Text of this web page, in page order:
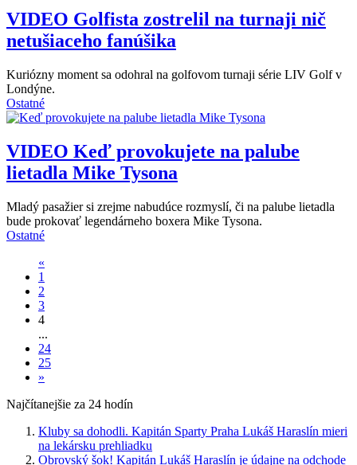
VIDEO Golfista zostrelil na turnaji nič
netušiaceho fanúšika
Kuriózny moment sa odohral na golfovom turnaji série LIV Golf v
Londýne.
Ostatné
VIDEO Keď provokujete na palube
lietadla Mike Tysona
Mladý pasažier si zrejme nabudúce rozmyslí, či na palube lietadla
bude prokovať legendárneho boxera Mike Tysona.
Ostatné
«
1
2
3
4
...
24
25
»
Najčítanejšie za 24 hodín
Kluby sa dohodli. Kapitán Sparty Praha Lukáš Haraslín mieri
na lekársku prehliadku
Obrovský šok! Kapitán Lukáš Haraslín je údajne na odchode